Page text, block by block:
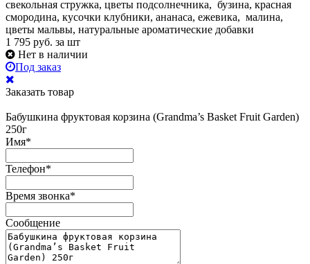
свекольная стружка, цветы подсолнечника, бузина, красная
смородина, кусочки клубники, ананаса, ежевика, малина,
цветы мальвы, натуральные ароматические добавки
1 795 руб. за шт
Нет в наличии
Под заказ
Заказать товар
Бабушкина фруктовая корзина (Grandma’s Basket Fruit Garden)
250г
Имя*
Телефон*
Время звонка*
Сообщение